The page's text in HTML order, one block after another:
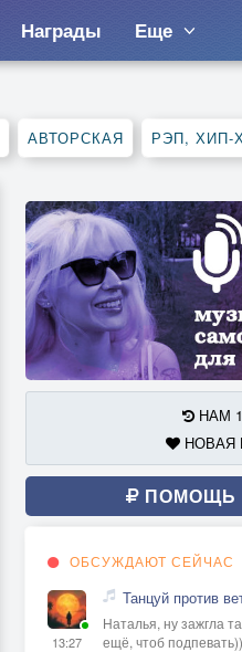
Награды Еще
АВТОРСКАЯ РЭП, ХИП-
НАМ
НОВАЯ
ПОМОЩЬ
ОБСУЖДАЮТ СЕЙЧАС
13:27
Танцуй против
Наталья, ну зажгла
ещё, чтоб подпевать))